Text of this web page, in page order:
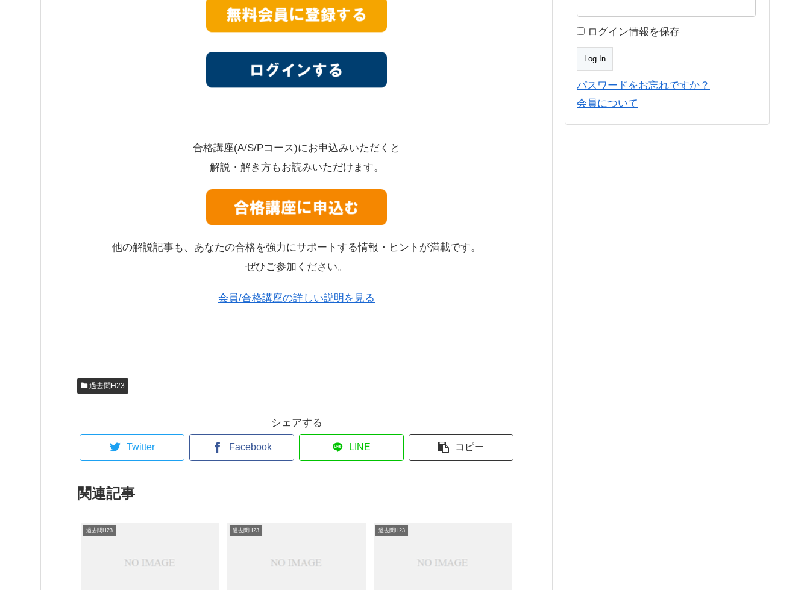
合格講座(A/S/Pコース)にお申込みいただくと
解説・解き方もお読みいただけます。
他の解説記事も、あなたの合格を強力にサポートする情報・ヒントが満載です。
ぜひご参加ください。
会員/合格講座の詳しい説明を見る
過去問H23
シェアする
Twitter Facebook LINE コピー
関連記事
過去問H23 過去問H23 過去問H23
ログイン情報を保存
パスワードをお忘れですか？
会員について